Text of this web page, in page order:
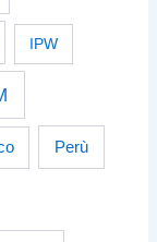
IPW
Perù